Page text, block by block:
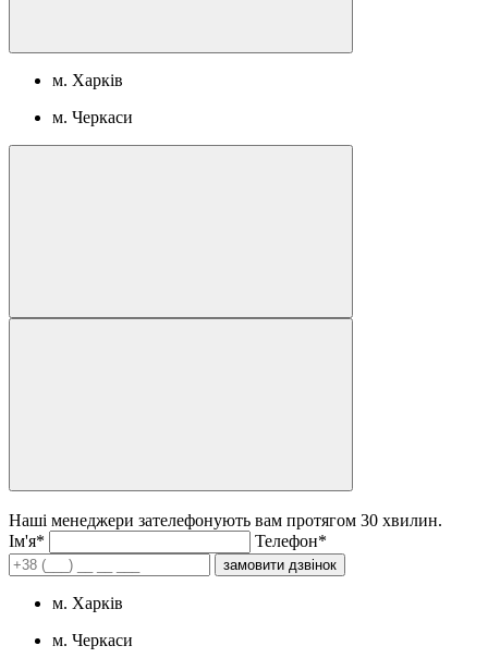
м. Харків
м. Черкаси
Наші менеджери зателефонують вам протягом 30 хвилин.
Iм'я*
Телефон*
замовити дзвінок
м. Харків
м. Черкаси